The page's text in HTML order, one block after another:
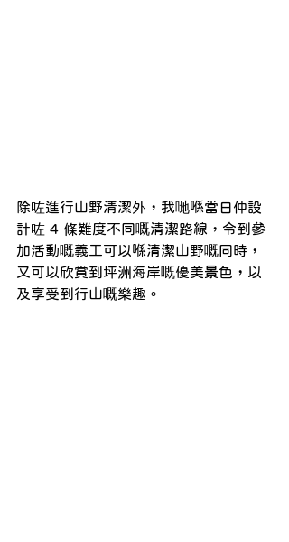
除咗進行山野清潔外，我哋喺當日仲設
計咗 4 條難度不同嘅清潔路線，令到參
加活動嘅義工可以喺清潔山野嘅同時，
又可以欣賞到坪洲海岸嘅優美景色，以
及享受到行山嘅樂趣。